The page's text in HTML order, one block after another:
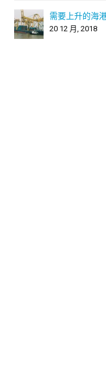
需要上升的海
20 12 月, 2018